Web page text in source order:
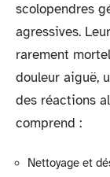
scolopendres
agressives. Leur
rarement
douleur aiguë,
des réactions
comprend :
Nettoyage et